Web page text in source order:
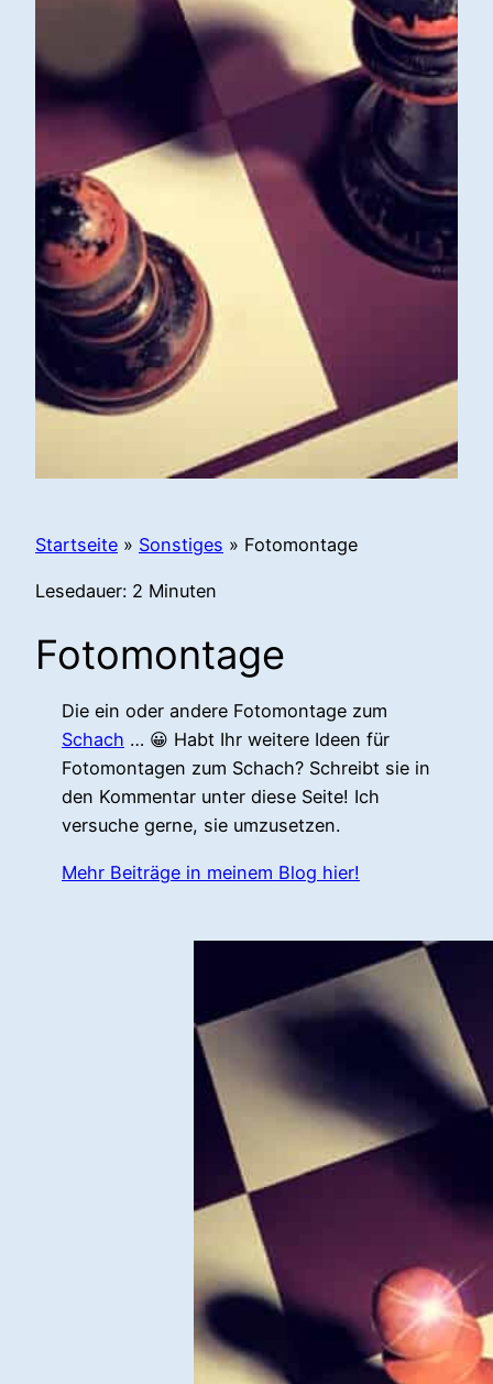
Startseite » Sonstiges » Fotomontage
Lesedauer: 2 Minuten
Fotomontage
Die ein oder andere Fotomontage zum
Schach … 😀 Habt Ihr weitere Ideen für
Fotomontagen zum Schach? Schreibt sie in
den Kommentar unter diese Seite! Ich
versuche gerne, sie umzusetzen.
Mehr Beiträge in meinem Blog hier!